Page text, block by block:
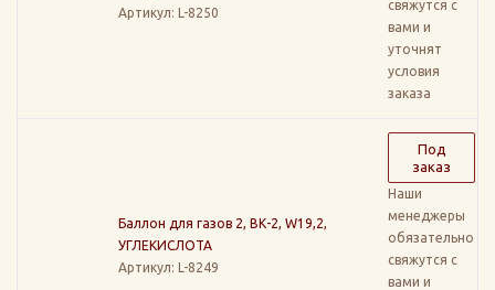
Артикул: L-8250
свяжутся с
вами и
уточнят
условия
заказа
Баллон для газов 2, ВК-2, W19,2,
УГЛЕКИСЛОТА
Артикул: L-8249
Под
заказ
Наши
менеджеры
обязательно
свяжутся с
вами и